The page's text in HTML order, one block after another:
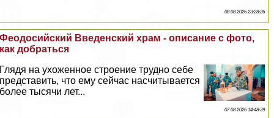
08 08 2026 23:28:26
Феодосийский Введенский храм - описание с фото,
как добраться
Глядя на ухоженное строение трудно себе
представить, что ему сейчас насчитывается
более тысячи лет...
07 08 2026 14:48:39